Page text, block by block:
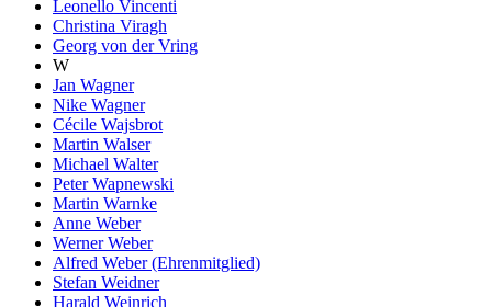
Leonello Vincenti
Christina Viragh
Georg von der Vring
W
Jan Wagner
Nike Wagner
Cécile Wajsbrot
Martin Walser
Michael Walter
Peter Wapnewski
Martin Warnke
Anne Weber
Werner Weber
Alfred Weber (Ehrenmitglied)
Stefan Weidner
Harald Weinrich